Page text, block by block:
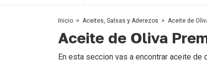
Inicio > Aceites, Salsas y Aderezos > Aceite de
Aceite de Oliva
En esta seccion vas a encontrar aceite